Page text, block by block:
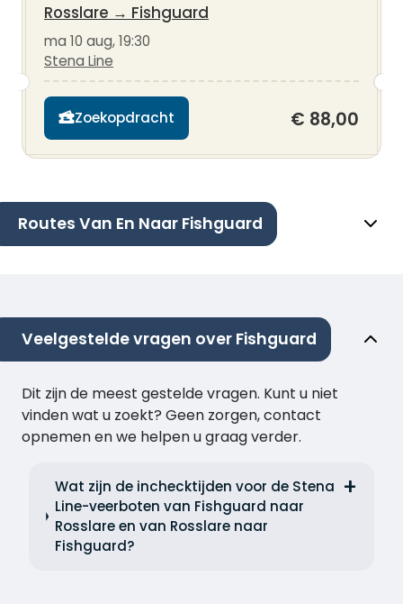
Rosslare → Fishguard
ma 10 aug, 19:30
Stena Line
Zoekopdracht € 88,00
Routes Van En Naar Fishguard
Veelgestelde vragen over Fishguard
Dit zijn de meest gestelde vragen. Kunt u niet
vinden wat u zoekt? Geen zorgen, contact
opnemen en we helpen u graag verder.
Wat zijn de inchecktijden voor de Stena
Line-veerboten van Fishguard naar
Rosslare en van Rosslare naar
Fishguard?